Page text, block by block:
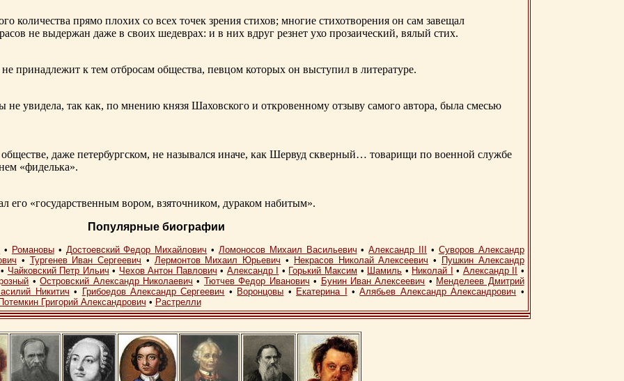
количества прямо плохих со всех точек зрения стихов; многие стихотворения он сам завещал
не выдержан даже в своих шедеврах: и в них вдруг резнет ухо прозаический, вялый стих.
принадлежит к тем отбросам общества, певцом которых он выступил в литературе.
не увидела, так как, по мнению князя Шаховского и откровенному отзыву самого автора, была смесью
даже петербургском, не назывался иначе, как Шервуд скверный… товарищи по военной службе
«фиделька».
«государственным вором, взяточником, дураком набитым».
Популярные биографии
• Романовы• Достоевский Федор Михайлович • Ломоносов Михаил Васильевич •Александр III • Суворов Александр
• Тургенев Иван Сергеевич • Лермонтов Михаил Юрьевич • Некрасов Николай Алексеевич •
Пушкин Александр
Чайковский Петр Ильич • Чехов Антон Павлович • Александр I • Горький Максим • Шамиль • Николай I • Александр II
•
•Островский Александр Николаевич • Тютчев Федор Иванович • Бунин Иван Алексеевич • Менделеев Дмитрий
Никитич • Грибоедов Александр Сергеевич • Воронцовы • Екатерина I •Алябьев Александр Александрович •
Григорий Александрович • Растрелли